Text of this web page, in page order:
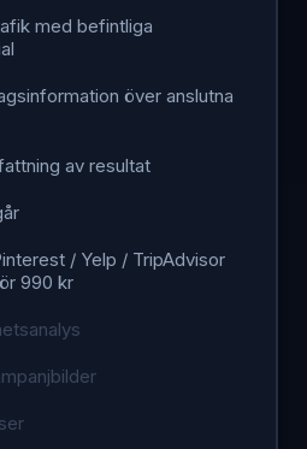
med befintliga
över anslutna
av resultat
/ Yelp / TripAdvisor
990 kr